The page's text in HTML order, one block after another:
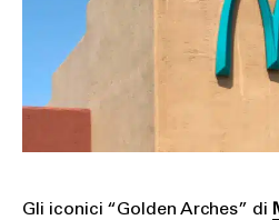
SOUND
TECH
Gli iconici “Golden Arches” di